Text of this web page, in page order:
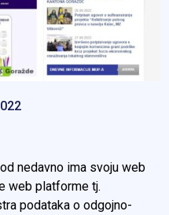
nedavno ima svoju web
web platforme tj.
podataka o odgojno-